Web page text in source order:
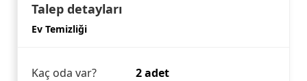
Talep detayları
Ev Temizliği
Kaç oda var?
2 adet